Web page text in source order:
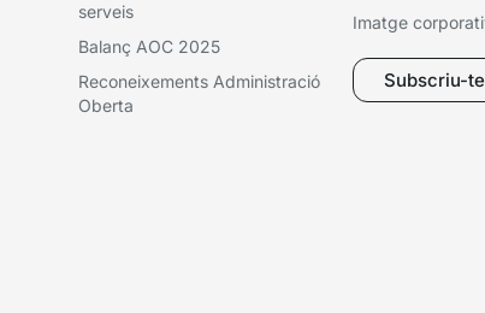
serveis
Balanç AOC 2025
Reconeixements Administració
Oberta
Imatge
Subscriu-